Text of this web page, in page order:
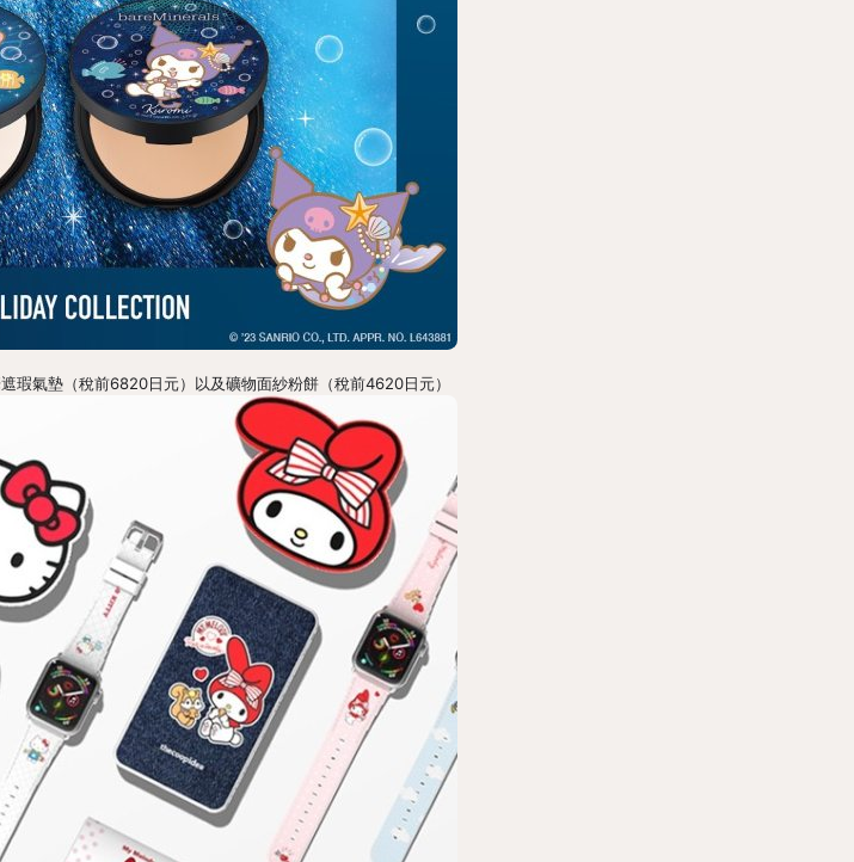
氣墊（稅前6820日元）以及礦物面紗粉餅（稅前4620日元）